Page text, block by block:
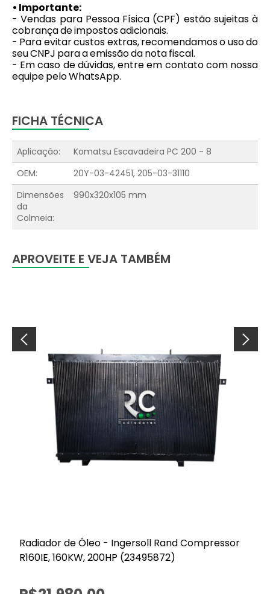
• Importante:
- Vendas para Pessoa Física (CPF) estão sujeitas à
cobrança de impostos adicionais.
- Para evitar custos extras, recomendamos o uso do
seu CNPJ para a emissão da nota fiscal.
- Em caso de dúvidas, entre em contato com nossa
equipe pelo WhatsApp.
FICHA TÉCNICA
Aplicação:
Komatsu Escavadeira PC 200 - 8
OEM:
20Y-03-42451, 205-03-31110
Dimensões
da
Colmeia:
990x320x105 mm
APROVEITE E VEJA TAMBÉM
Radiador de Óleo - Ingersoll Rand Compressor
R160IE, 160KW, 200HP (23495872)